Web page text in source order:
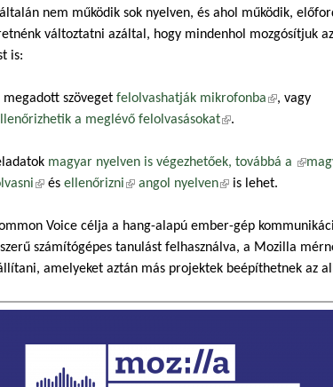
nem működik sok nyelven, és ahol működik,
változtatni azáltal, hogy mindenhol mozgósítjuk
is:
megadott szöveget felolvashatják mikrofonba(külső
, vagy
a meglévő felolvasásokat(külső hivatkozás)
.
magyar nyelven is végezhetőek, továbbá a
(külső hivatkozás)
és ellenőrizni(külső hivatkozás)
angol nyelven(külső hivatkozás)
is lehet.
Voice célja a hang-alapú ember-gép
számítógépes tanulást felhasználva, a Mozilla
amelyeket aztán más projektek beépíthetnek az